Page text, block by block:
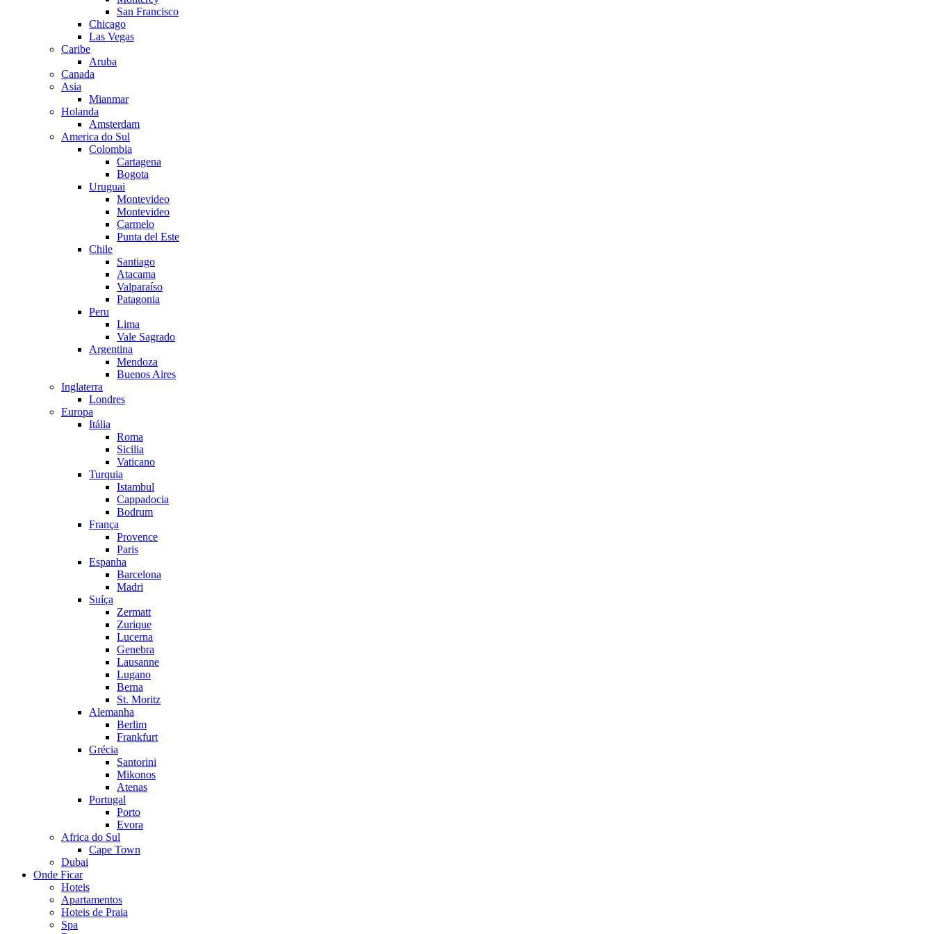
San Francisco
Chicago
Las Vegas
Caribe
Aruba
Canada
Asia
Mianmar
Holanda
Amsterdam
America do Sul
Colombia
Cartagena
Bogota
Uruguai
Montevideo
Montevideo
Carmelo
Punta del Este
Chile
Santiago
Atacama
Valparaíso
Patagonia
Peru
Lima
Vale Sagrado
Argentina
Mendoza
Buenos Aires
Inglaterra
Londres
Europa
Itália
Roma
Sicilia
Vaticano
Turquia
Istambul
Cappadocia
Bodrum
França
Provence
Paris
Espanha
Barcelona
Madri
Suíça
Zermatt
Zurique
Lucerna
Genebra
Lausanne
Lugano
Berna
St. Moritz
Alemanha
Berlim
Frankfurt
Grécia
Santorini
Mikonos
Atenas
Portugal
Porto
Evora
Africa do Sul
Cape Town
Dubai
Onde Ficar
Hoteis
Apartamentos
Hoteis de Praia
Spa